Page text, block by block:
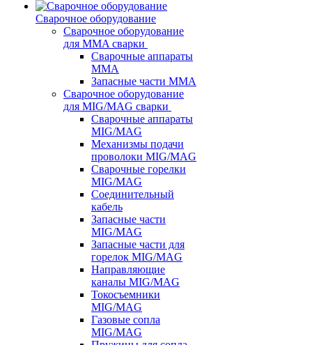
Сварочное оборудование
Сварочное оборудование
для MMA сварки
Сварочные аппараты
MMA
Запасные части MMA
Сварочное оборудование
для MIG/MAG сварки
Сварочные аппараты
MIG/MAG
Механизмы подачи
проволоки MIG/MAG
Сварочные горелки
MIG/MAG
Соединительный
кабель
Запасные части
MIG/MAG
Запасные части для
горелок MIG/MAG
Направляющие
каналы MIG/MAG
Токосъемники
MIG/MAG
Газовые сопла
MIG/MAG